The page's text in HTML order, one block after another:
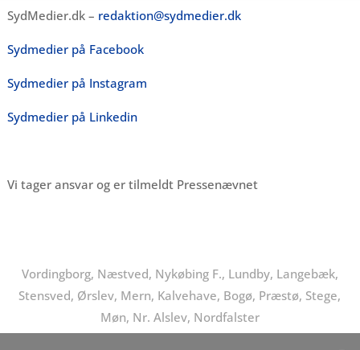
SydMedier.dk – redaktion@sydmedier.dk
Sydmedier på Facebook
Sydmedier på Instagram
Sydmedier på Linkedin
Vi tager ansvar og er tilmeldt Pressenævnet
Vordingborg, Næstved, Nykøbing F., Lundby, Langebæk,
Stensved, Ørslev, Mern, Kalvehave, Bogø, Præstø, Stege,
Møn, Nr. Alslev, Nordfalster